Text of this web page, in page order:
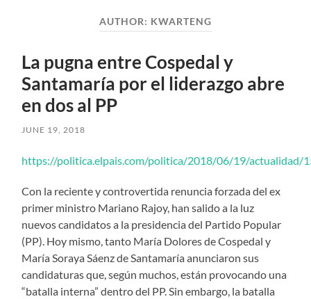
AUTHOR: KWARTENG
La pugna entre Cospedal y
Santamaría por el liderazgo abre
en dos al PP
JUNE 19, 2018
https://politica.elpais.com/politica/2018/06/19/actualidad/
Con la reciente y controvertida renuncia forzada del ex
primer ministro Mariano Rajoy, han salido a la luz
nuevos candidatos a la presidencia del Partido Popular
(PP). Hoy mismo, tanto María Dolores de Cospedal y
María Soraya Sáenz de Santamaría anunciaron sus
candidaturas que, según muchos, están provocando una
“batalla interna” dentro del PP. Sin embargo, la batalla